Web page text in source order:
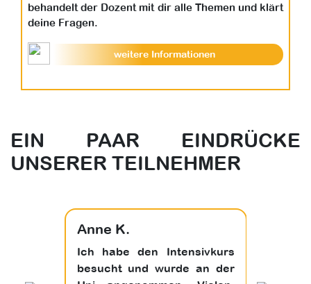
behandelt der Dozent mit dir alle Themen und klärt
deine Fragen.
weitere Informationen
EIN PAAR EINDRÜCKE
UNSERER TEILNEHMER
Anne K.
Ich habe den Intensivkurs
besucht und wurde an der